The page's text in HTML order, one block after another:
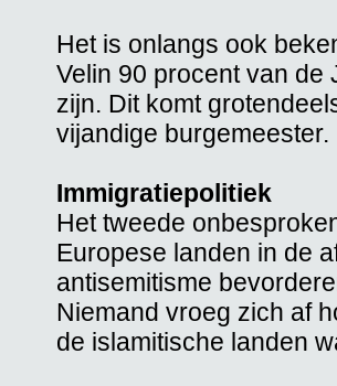
Het is onlangs ook
Velin 90 procent van de
zijn. Dit komt
vijandige burgemeester.
Immigratiepolitiek
Het tweede
Europese landen in de
antisemitisme
Niemand vroeg zich af
de islamitische landen